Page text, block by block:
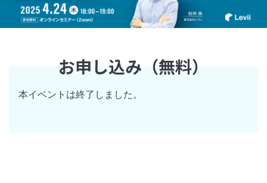
お申し込み（無料）
本イベントは終了しました。